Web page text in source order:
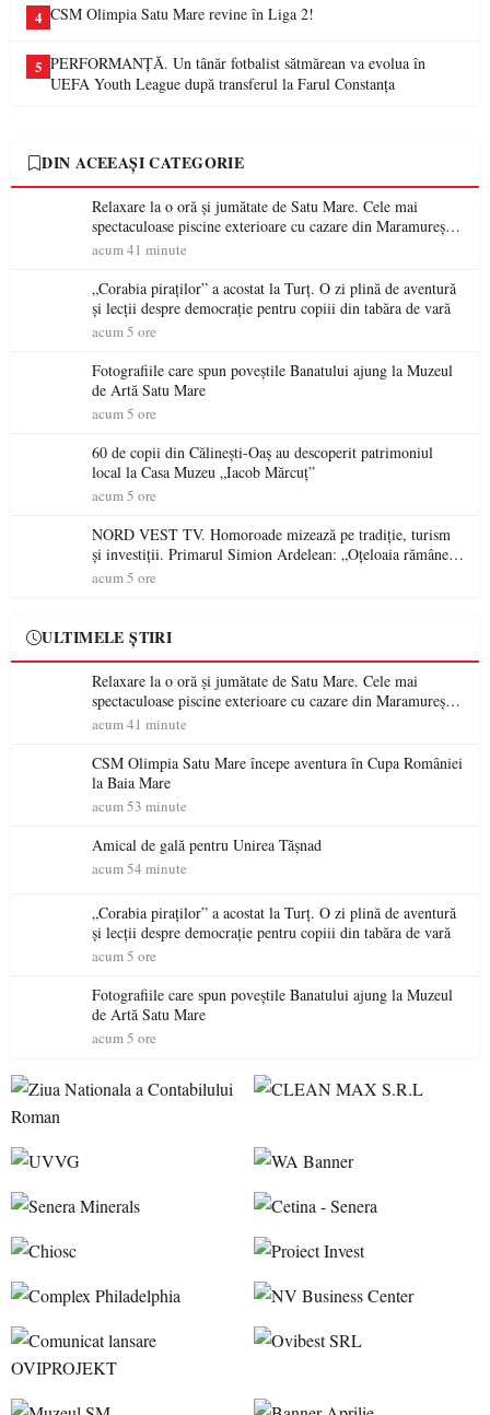
4 CSM Olimpia Satu Mare revine în Liga 2!
5 PERFORMANȚĂ. Un tânăr fotbalist sătmărean va evolua în
UEFA Youth League după transferul la Farul Constanța
DIN ACEEAȘI CATEGORIE
Relaxare la o oră și jumătate de Satu Mare. Cele mai
spectaculoase piscine exterioare cu cazare din Maramureș,
ideale pentru o escapadă de vară
acum 41 minute
„Corabia piraților” a acostat la Turț. O zi plină de aventură
și lecții despre democrație pentru copiii din tabăra de vară
acum 5 ore
Fotografiile care spun poveștile Banatului ajung la Muzeul
de Artă Satu Mare
acum 5 ore
60 de copii din Călinești-Oaș au descoperit patrimoniul
local la Casa Muzeu „Iacob Mărcuț”
acum 5 ore
NORD VEST TV. Homoroade mizează pe tradiție, turism
și investiții. Primarul Simion Ardelean: „Oțeloaia rămâne
un brand al Codrului”
acum 5 ore
ULTIMELE ȘTIRI
Relaxare la o oră și jumătate de Satu Mare. Cele mai
spectaculoase piscine exterioare cu cazare din Maramureș,
ideale pentru o escapadă de vară
acum 41 minute
CSM Olimpia Satu Mare începe aventura în Cupa României
la Baia Mare
acum 53 minute
Amical de gală pentru Unirea Tășnad
acum 54 minute
„Corabia piraților” a acostat la Turț. O zi plină de aventură
și lecții despre democrație pentru copiii din tabăra de vară
acum 5 ore
Fotografiile care spun poveștile Banatului ajung la Muzeul
de Artă Satu Mare
acum 5 ore